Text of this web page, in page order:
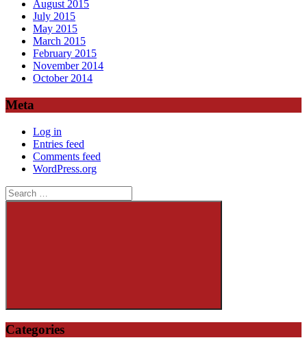
August 2015
July 2015
May 2015
March 2015
February 2015
November 2014
October 2014
Meta
Log in
Entries feed
Comments feed
WordPress.org
Search
for:
Search
Categories